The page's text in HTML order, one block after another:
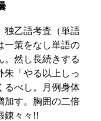
独乙語考査（単語
策をなし単語の
。然し長続きする
朱「やる以上しっ
べし。月例身体
加す。胸囲の二倍
錬々々!!